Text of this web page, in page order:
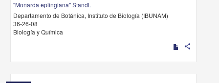
"Monarda eplingiana" Standl.
Departamento de Botánica, Instituto de Biología (IBUNAM)
36-26-08
Biología y Química
share